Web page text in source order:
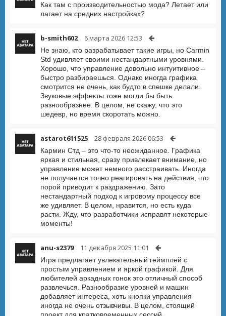
Как там с производительностью мода? Летает или
лагает на средних настройках?
b-smith602 6 марта 2026 12:53
Не знаю, кто разрабатывает такие игры, но Carmin
Std удивляет своими нестандартными уровнями.
Хорошо, что управление довольно интуитивное –
быстро разбираешься. Однако иногда графика
смотрится не очень, как будто в спешке делали.
Звуковые эффекты тоже могли бы быть
разнообразнее. В целом, не скажу, что это
шедевр, но время скоротать можно.
astarot611525 28 февраля 2026 06:53
Кармин Стд – это что-то неожиданное. Графика
яркая и стильная, сразу привлекает внимание, но
управление может немного расстраивать. Иногда
не получается точно реагировать на действия, что
порой приводит к раздражению. Зато
нестандартный подход к игровому процессу все
же удивляет. В целом, нравится, но есть куда
расти. Жду, что разработчики исправят некоторые
моменты!
anu-s2379 11 декабря 2025 11:01
Игра предлагает увлекательный геймплей с
простым управлением и яркой графикой. Для
любителей аркадных гонок это отличный способ
развлечься. Разнообразие уровней и машин
добавляет интереса, хоть кнопки управления
иногда не очень отзывчивы. В целом, стоящий